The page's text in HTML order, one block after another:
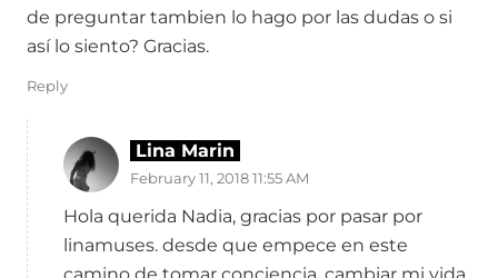
de preguntar tambien lo hago por las dudas o si
así lo siento? Gracias.
Reply
Lina Marin
February 11, 2018 11:55 AM
Hola querida Nadia, gracias por pasar por
linamuses. desde que empece en este